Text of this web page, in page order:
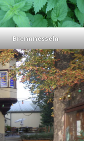
Brennnesseln